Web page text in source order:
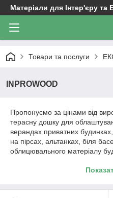
Матеріали для Інтер'єру та
Товари та послуги
INPROWOOD
Пропонуємо за цінами від
терасну дошку для
верандах приватних
на пірсах, альтанках, біля
облицювального матеріалу
зовнішнього середовища.